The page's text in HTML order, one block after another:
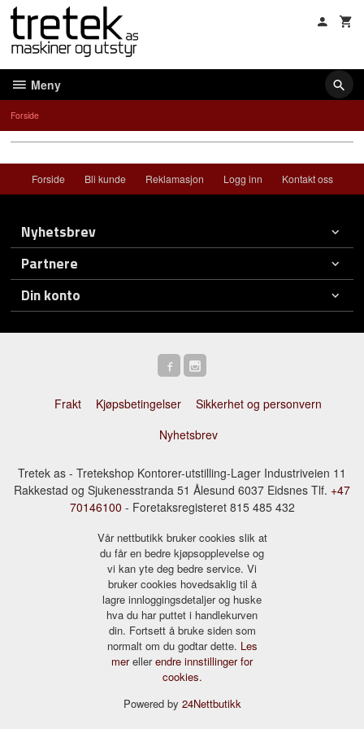
Gå
innholdet
Meny
Forside
Forside Bli kunde Reklamasjon Logg inn Kontakt oss
Nyhetsbrev
Partnere
Din konto
Frakt Kjøpsbetingelser
Sikkerhet og personvern
Nyhetsbrev
Tretek as - Tretekshop Kontorer-utstilling-Lager Industriveien 11
Rakkestad og Sjukenesstranda 51 Ålesund 6037 Eidsnes Tlf. +47
70146100 - Foretaksregisteret 815 485 432
Vår nettbutikk bruker cookies slik at
du får en bedre kjøpsopplevelse og
vi kan yte deg bedre service. Vi
bruker cookies hovedsaklig til å
lagre innloggingsdetaljer og huske
hva du har puttet i handlekurven
din. Fortsett å bruke siden som
normalt om du godtar dette. Les
merellerendre innstillinger for
cookies.
Powered by 24Nettbutikk